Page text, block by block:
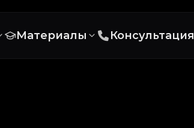
Материалы Консультация